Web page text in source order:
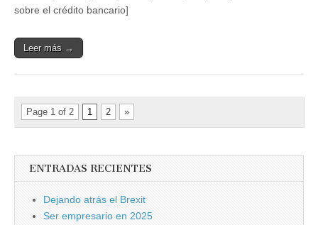
sobre el crédito bancario]
Leer más →
Page 1 of 2 1 2 »
ENTRADAS RECIENTES
Dejando atrás el Brexit
Ser empresario en 2025